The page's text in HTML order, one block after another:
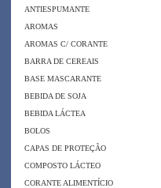
ANTIESPUMANTE
AROMAS
AROMAS C/ CORANTE
BARRA DE CEREAIS
BASE MASCARANTE
BEBIDA DE SOJA
BEBIDA LÁCTEA
BOLOS
CAPAS DE PROTEÇÃO
COMPOSTO LÁCTEO
CORANTE ALIMENTÍCIO